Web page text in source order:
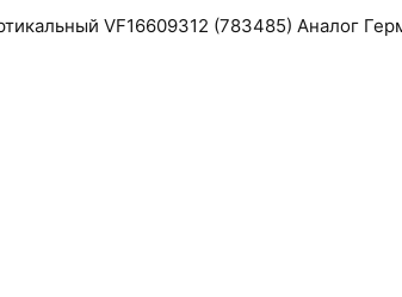
VF16609312 (783485) Аналог